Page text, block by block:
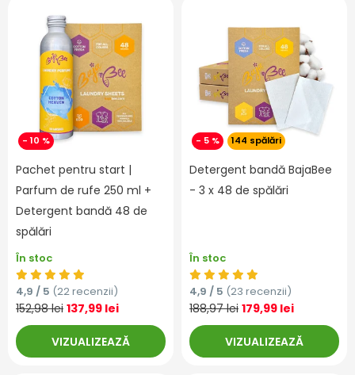
- 10 %
Pachet pentru start |
Parfum de rufe 250 ml +
Detergent bandă 48 de
spălări
În stoc
4,9 / 5 (22 recenzii)
152,98 lei 137,99 lei
VIZUALIZEAZĂ
- 5 % 144 spălări
Detergent bandă BajaBee
- 3 x 48 de spălări
În stoc
4,9 / 5 (23 recenzii)
188,97 lei 179,99 lei
VIZUALIZEAZĂ